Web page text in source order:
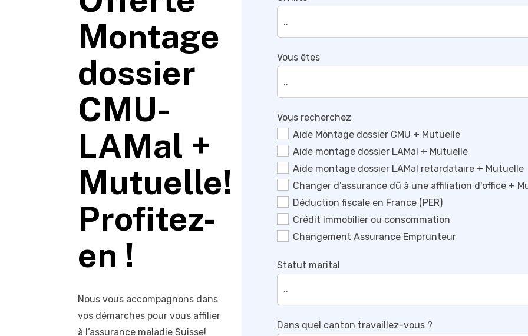
Montage
dossier
CMU-
LAMal +
Mutuelle!
Profitez-
en !
Nous vous accompagnons dans
vos démarches pour vous affilier
à l’assurance maladie Suisse!
Vous êtes
Vous recherchez
Aide Montage dossier CMU + Mutuelle
Aide montage dossier LAMal + Mutuelle
Aide montage dossier LAMal retardataire + Mutuelle
Changer d'assurance dû à une affiliation d'office +
Déduction fiscale en France (PER)
Crédit immobilier ou consommation
Changement Assurance Emprunteur
Statut marital
Dans quel canton travaillez-vous ?